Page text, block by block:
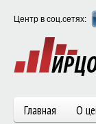
Центр в соц.сетях:
Главная О